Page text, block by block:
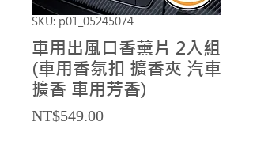
SKU: p01_05245074
車用出風口香薰片 2入組
(車用香氛扣 擴香夾 汽車
擴香 車用芳香)
NT$549.00Price